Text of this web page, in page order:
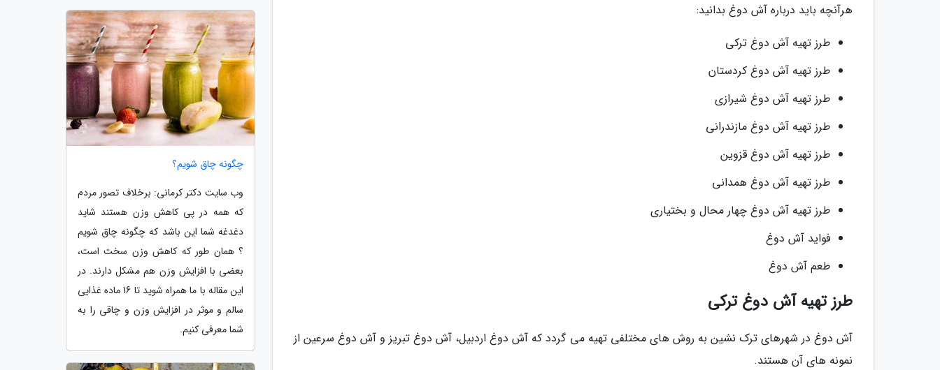
هرآنچه باید درباره آش دوغ بدانید:
طرز تهیه آش دوغ ترکی
طرز تهیه آش دوغ کردستان
طرز تهیه آش دوغ شیرازی
طرز تهیه آش دوغ مازندرانی
طرز تهیه آش دوغ قزوین
طرز تهیه آش دوغ همدانی
طرز تهیه آش دوغ چهار محال و بختیاری
فواید آش دوغ
طعم آش دوغ
طرز تهیه آش دوغ ترکی
آش دوغ در شهرهای ترک نشین به روش های مختلفی تهیه می گردد که آش دوغ اردبیل، آش دوغ تبریز و آش دوغ سرعین از
نمونه های آن هستند.
چگونه چاق شویم؟
وب سایت دکتر کرمانی: برخلاف تصور مردم
که همه در پی کاهش وزن هستند شاید
دغدغه شما این باشد که چگونه چاق شویم
؟ همان طور که کاهش وزن سخت است،
بعضی با افزایش وزن هم مشکل دارند. در
این مقاله با ما همراه شوید تا 16 ماده غذایی
سالم و موثر در افزایش وزن و چاقی را به
شما معرفی کنیم.